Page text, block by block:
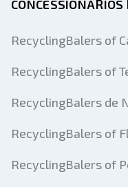
CONCESSIONÁRIOS
RecyclingBalers of
RecyclingBalers of
RecyclingBalers de
RecyclingBalers of
RecyclingBalers of